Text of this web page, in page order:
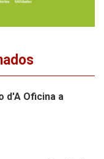
d'A Oficina a